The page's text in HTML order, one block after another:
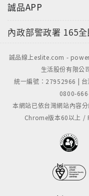
誠品APP
內政部警政署 165
誠品線上eslite.com -
生活股份有限
統一編號：27952966 | 台
0800-
本網站已依台灣網站內容
Chrome版本60以上 /